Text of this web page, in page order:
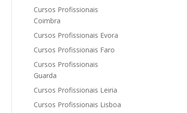
Cursos Profissionais
Coimbra
Cursos Profissionais Evora
Cursos Profissionais Faro
Cursos Profissionais
Guarda
Cursos Profissionais Leiria
Cursos Profissionais Lisboa